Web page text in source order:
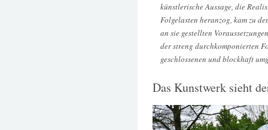
künstlerische Aussage, die
Folgelasten heranzog, kam zu
an sie gestellten
der streng durchkomponierten
geschlossenen und blockhaft
Das Kunstwerk sieht